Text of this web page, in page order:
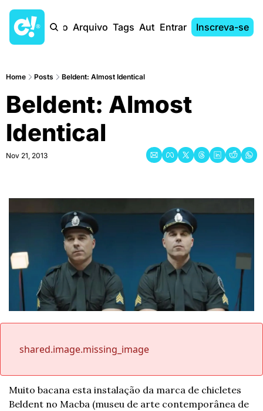
Início Arquivo Tags AutoresEntrar Inscreva-se
Home Posts Beldent: Almost Identical
Beldent: Almost
Identical
Nov 21, 2013
shared.image.missing_image
Muito bacana esta instalação da marca de chicletes
Beldent no Macba (museu de arte contemporânea de